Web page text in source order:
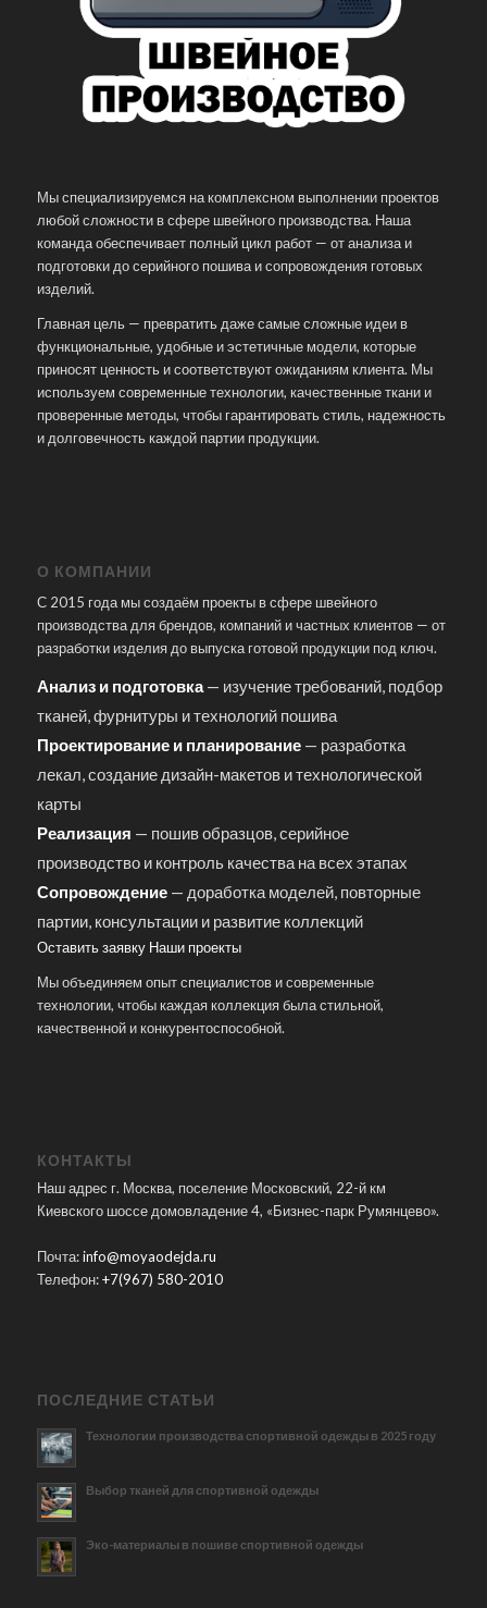
Мы специализируемся на комплексном выполнении проектов
любой сложности в сфере швейного производства. Наша
команда обеспечивает полный цикл работ — от анализа и
подготовки до серийного пошива и сопровождения готовых
изделий.
Главная цель — превратить даже самые сложные идеи в
функциональные, удобные и эстетичные модели, которые
приносят ценность и соответствуют ожиданиям клиента. Мы
используем современные технологии, качественные ткани и
проверенные методы, чтобы гарантировать стиль, надежность
и долговечность каждой партии продукции.
О КОМПАНИИ
С 2015 года мы создаём проекты в сфере швейного
производства для брендов, компаний и частных клиентов — от
разработки изделия до выпуска готовой продукции под ключ.
Анализ и подготовка— изучение требований, подбор
тканей, фурнитуры и технологий пошива
Проектирование и планирование— разработка
лекал, создание дизайн-макетов и технологической
карты
Реализация — пошив образцов, серийное
производство и контроль качества на всех этапах
Сопровождение— доработка моделей, повторные
партии, консультации и развитие коллекций
Оставить заявку Наши проекты
Мы объединяем опыт специалистов и современные
технологии, чтобы каждая коллекция была стильной,
качественной и конкурентоспособной.
КОНТАКТЫ
Наш адрес г. Москва, поселение Московский, 22-й км
Киевского шоссе домовладение 4, «Бизнес-парк Румянцево».
Почта:info@moyaodejda.ru
Телефон:+7(967) 580-2010
ПОСЛЕДНИЕ СТАТЬИ
Технологии производства спортивной одежды в 2025 году
Выбор тканей для спортивной одежды
Эко-материалы в пошиве спортивной одежды